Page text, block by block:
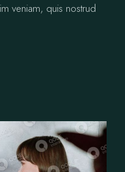
veniam, quis nostrud